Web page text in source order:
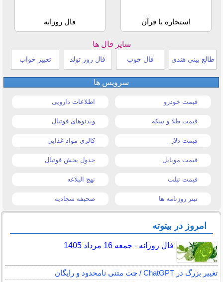
استخاره با قرآن فال روزانه
سایر فال ها
طالع بینی هندی فال چوب فال روز تولد تعبیر خواب
سرویس ها
قیمت خودرو اطلاعات دارویی
قیمت طلا و سکه ویدئوهای فوتبال
قیمت دلار کالری مواد غذایی
قیمت موبایل جدول پخش فوتبال
قیمت تبلت نهج البلاغه
تیتر روزنامه ها صحیفه سجادیه
امروز در بیتوته
فال روزانه - جمعه 16 مرداد 1405
تغییر بزرگ در ChatGPT / چت متنی نامحدود و رایگان